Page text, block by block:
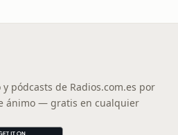
pódcasts de Radios.com.es por
ánimo — gratis en cualquier